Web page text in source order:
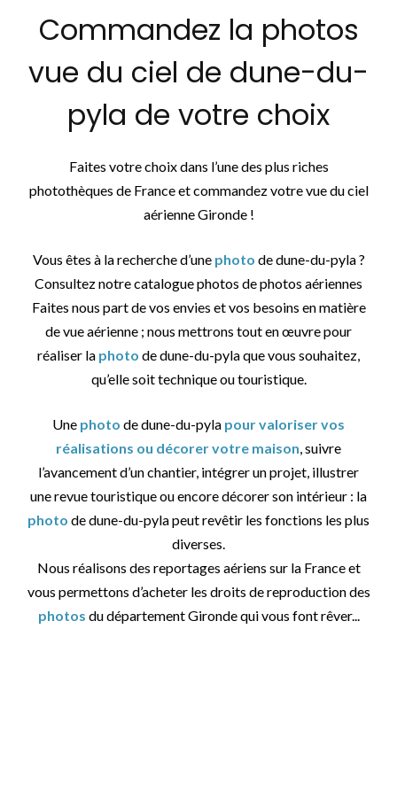
Commandez la photos
vue du ciel de dune-du-
pyla de votre choix
Faites votre choix dans l’une des plus riches
photothèques de France et commandez votre vue du ciel
aérienne Gironde !
Vous êtes à la recherche d’une photo de dune-du-pyla ?
Consultez notre catalogue photos de photos aériennes
Faites nous part de vos envies et vos besoins en matière
de vue aérienne ; nous mettrons tout en œuvre pour
réaliser la photo de dune-du-pyla que vous souhaitez,
qu’elle soit technique ou touristique.
Une photo de dune-du-pyla pour valoriser vos
réalisations ou décorer votre maison, suivre
l’avancement d’un chantier, intégrer un projet, illustrer
une revue touristique ou encore décorer son intérieur : la
photo de dune-du-pyla peut revêtir les fonctions les plus
diverses.
Nous réalisons des reportages aériens sur la France et
vous permettons d’acheter les droits de reproduction des
photos du département Gironde qui vous font rêver...